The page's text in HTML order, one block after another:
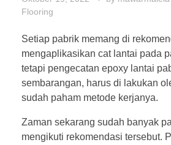
Flooring
Setiap pabrik memang di
mengaplikasikan cat lantai pada
tetapi pengecatan epoxy lantai
sembarangan, harus di lakukan
sudah paham metode kerjanya.
Zaman sekarang sudah banyak
mengikuti rekomendasi tersebut.